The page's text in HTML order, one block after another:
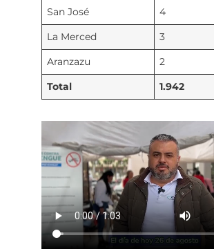
San José
4
La Merced
3
Aranzazu
2
Total
1.942